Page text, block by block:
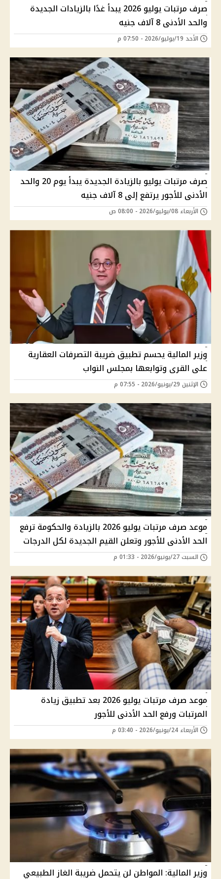
صرف مرتبات يوليو 2026 يبدأ غدًا بالزيادات الجديدة
والحد الأدنى 8 آلاف جنيه
الأحد 19/يوليو/2026 - 07:50 م
صرف مرتبات يوليو بالزيادة الجديدة يبدأ يوم 20 والحد
الأدنى للأجور يرتفع إلى 8 آلاف جنيه
الأربعاء 08/يوليو/2026 - 08:00 ص
وزير المالية يحسم تطبيق ضريبة التصرفات العقارية
على القرى وتوابعها بمجلس النواب
الإثنين 29/يونيو/2026 - 07:55 م
موعد صرف مرتبات يوليو 2026 بالزيادة والحكومة ترفع
الحد الأدنى للأجور وتعلن القيم الجديدة لكل الدرجات
السبت 27/يونيو/2026 - 01:33 م
موعد صرف مرتبات يوليو 2026 بعد تطبيق زيادة
المرتبات ورفع الحد الأدنى للأجور
الأربعاء 24/يونيو/2026 - 03:40 م
وزير المالية: المواطن لن يتحمل ضريبة الغاز الطبيعي